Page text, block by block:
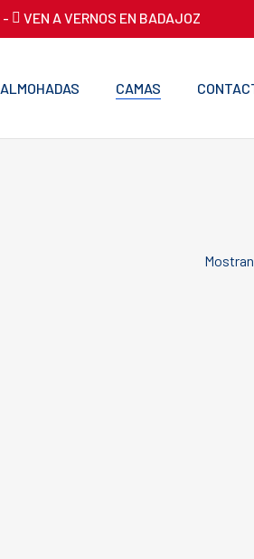
- VEN A VERNOS EN BADAJOZ
ALMOHADAS CAMAS